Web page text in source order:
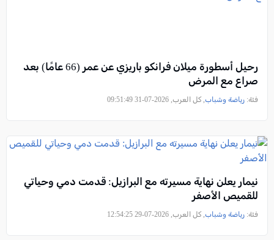
رحيل أسطورة ميلان فرانكو باريزي عن عمر (66 عامًا) بعد
صراع مع المرض
فئة: رياضة وشباب, كل العرب, 2026-07-31 09:51:49
نيمار يعلن نهاية مسيرته مع البرازيل: قدمت دمي وحياتي
للقميص الأصفر
فئة: رياضة وشباب, كل العرب, 2026-07-29 12:54:25